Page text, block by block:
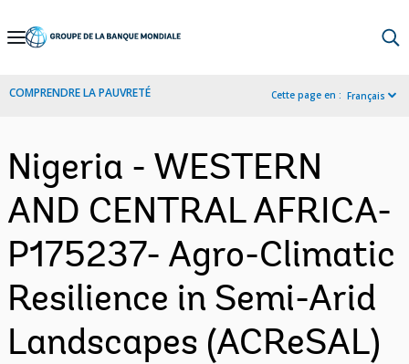
Skip
Navigation
COMPRENDRE LA PAUVRETÉ Cette page en : Français
Nigeria - WESTERN
AND CENTRAL AFRICA-
P175237- Agro-Climatic
Resilience in Semi-Arid
Landscapes (ACReSAL)